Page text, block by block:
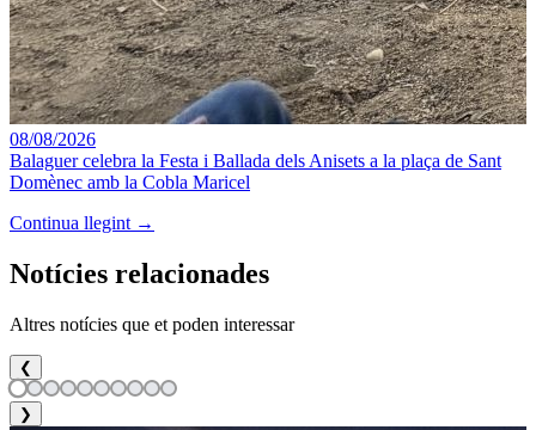
08/08/2026
Balaguer celebra la Festa i Ballada dels Anisets a la plaça de Sant
Domènec amb la Cobla Maricel
Continua llegint →
Notícies relacionades
Altres notícies que et poden interessar
❮
❯